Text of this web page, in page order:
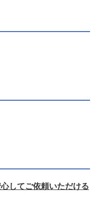
してご依頼いただける